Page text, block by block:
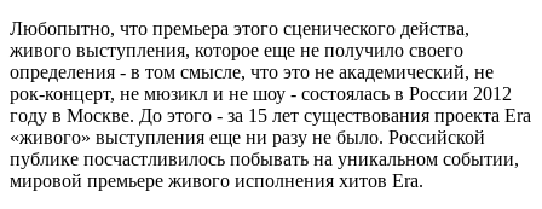
Любопытно, что премьера этого сценического действа,
живого выступления, которое еще не получило своего
определения - в том смысле, что это не академический, не
рок-концерт, не мюзикл и не шоу - состоялась в России 2012
году в Москве. До этого - за 15 лет существования проекта Era
«живого» выступления еще ни разу не было. Российской
публике посчастливилось побывать на уникальном событии,
мировой премьере живого исполнения хитов Era.